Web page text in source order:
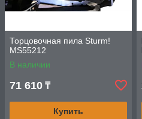
Торцовочная пила Sturm!
MS55212
В наличии
71 610 ₸
Купить